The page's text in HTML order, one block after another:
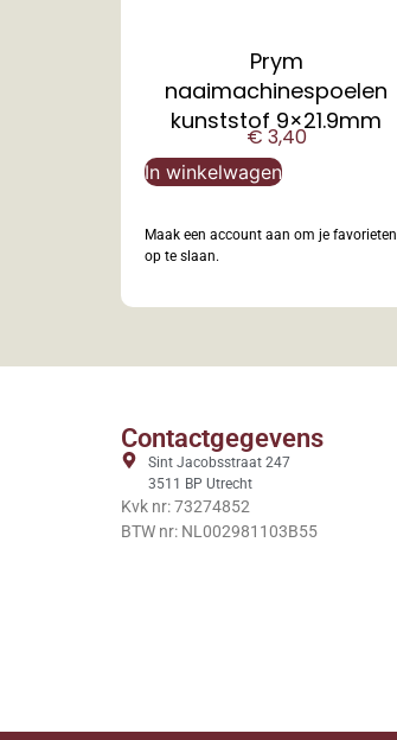
Prym
naaimachinespoelen
kunststof 9×21.9mm
€3,40
In winkelwagen
Maak een account aan om je favorieten
op te slaan.
Contactgegevens
Sint Jacobsstraat 247
3511 BP Utrecht
Kvk nr: 73274852
BTW nr: NL002981103B55